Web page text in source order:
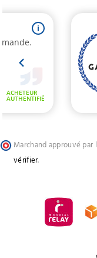
Marchand approuvé par
vérifier.